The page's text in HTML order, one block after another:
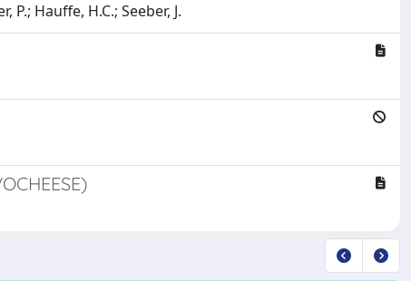
P.; Hauffe, H.C.; Seeber, J.